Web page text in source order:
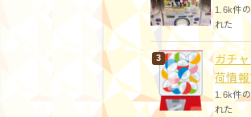
1.6k件
れた
ガチ
荷情
1.6k件
れた